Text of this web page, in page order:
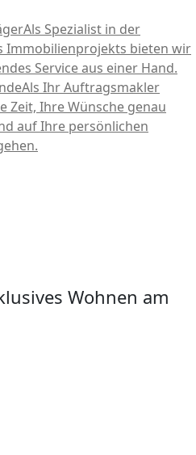
Als Spezialist in der
Immobilienprojekts bieten wir
Service aus einer Hand.
Als Ihr Auftragsmakler
Zeit, Ihre Wünsche genau
auf Ihre persönlichen
Wohnen am